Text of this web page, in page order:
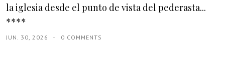
la iglesia desde el punto de vista del pederasta...
****
JUN. 30, 2026 0 COMMENTS